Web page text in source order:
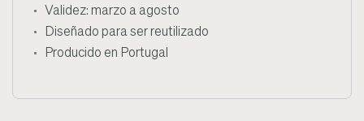
Validez: marzo a agosto
Diseñado para ser reutilizado
Producido en Portugal